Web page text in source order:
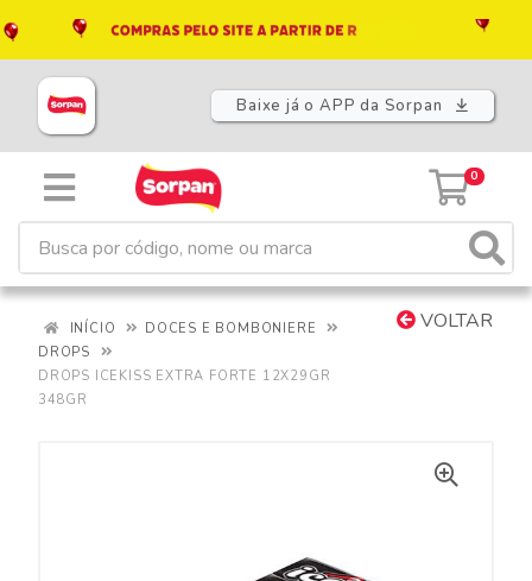
Baixe já o APP da Sorpan
0
VOLTAR
INÍCIO
DOCES E BOMBONIERE
DROPS
DROPS ICEKISS EXTRA FORTE 12X29GR
348GR